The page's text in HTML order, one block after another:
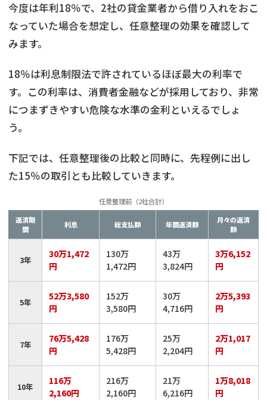
今度は年利18％で、2社の貸金業者から借り入れをおこ
なっていた場合を想定し、任意整理の効果を確認して
みます。
18％は利息制限法で許されているほぼ最大の利率で
す。この利率は、消費者金融などが採用しており、非常
につまずきやすい危険な水準の金利といえるでしょ
う。
下記では、任意整理後の比較と同時に、先程例に出し
た15％の取引とも比較していきます。
任意整理前（2社合計）
返済期
間
利息 総支払額 年間返済額
月々の返済
額
3年
30万1,472
円
130万
1,472円
43万
3,824円
3万6,152
円
5年
52万3,580
円
152万
3,580円
30万
4,716円
2万5,393
円
7年
76万5,428
円
176万
5,428円
25万
2,204円
2万1,017
円
10年
116万
2,160円
216万
2,160円
21万
6,216円
1万8,018
円